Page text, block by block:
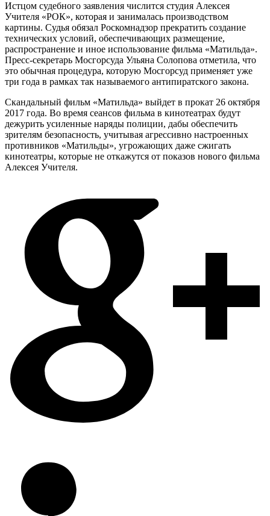
Истцом судебного заявления числится студия Алексея
Учителя «РОК», которая и занималась производством
картины. Судья обязал Роскомнадзор прекратить создание
технических условий, обеспечивающих размещение,
распространение и иное использование фильма «Матильда».
Пресс-секретарь Мосгорсуда Ульяна Солопова отметила, что
это обычная процедура, которую Мосгорсуд применяет уже
три года в рамках так называемого антипиратского закона.
Скандальный фильм «Матильда» выйдет в прокат 26 октября
2017 года. Во время сеансов фильма в кинотеатрах будут
дежурить усиленные наряды полиции, дабы обеспечить
зрителям безопасность, учитывая агрессивно настроенных
противников «Матильды», угрожающих даже сжигать
кинотеатры, которые не откажутся от показов нового фильма
Алексея Учителя.